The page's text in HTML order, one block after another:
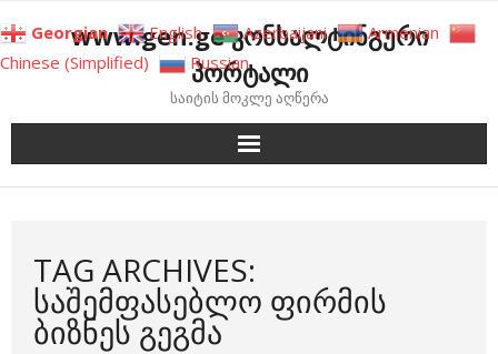
to
content
www.gen.ge კონსალტინგური
პორტალი
საიტის მოკლე აღწერა
TAG ARCHIVES:
ᲡᲐᲨᲔᲛᲤᲐᲡᲔᲑᲚᲝ ᲤᲘᲠᲛᲘᲡ
ᲑᲘᲖᲜᲔᲡ ᲒᲔᲒᲛᲐ
Georgian English Azerbaijani
Armenian
Chinese (Simplified)
Russian